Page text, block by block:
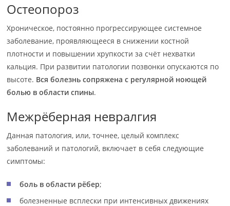
Остеопороз
Хроническое, постоянно прогрессирующее системное
заболевание, пpoявляющееcя в снижении костной
плотности и повышении хрупкости за счёт нехватки
кальция. При развитии патологии позвонки опускаются по
высоте. Вся болезнь сопряжена с регулярной ноющей
болью в области спины.
Межрёберная невралгия
Данная патология, или, точнее, целый комплекс
заболеваний и патологий, включает в себя следующие
симптомы:
боль в области рёбер;
болезненные всплески при интенсивных движениях